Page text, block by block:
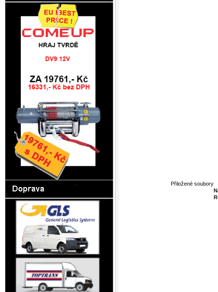
Přiložené soubory